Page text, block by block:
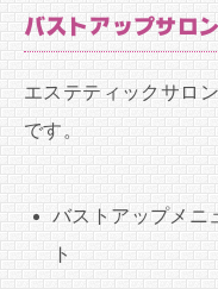
バストアップサロ
エステティックサロ
です。
バストアップメニ
ト